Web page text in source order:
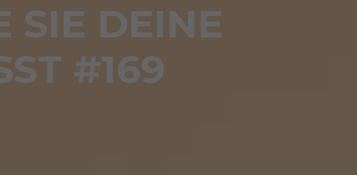
SIE DEINE
#169